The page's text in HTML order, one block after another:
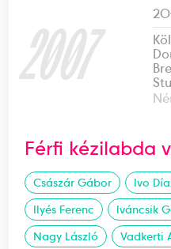
2007
Férfi kézilabda
Császár Gábor Ivo
Ilyés Ferenc
Iváncsik
Nagy László
Vadkerti